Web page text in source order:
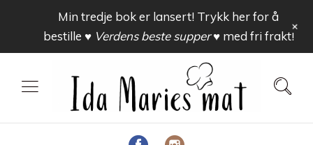
Min tredje bok er lansert! Trykk her for å
bestille ♥ Verdens beste supper ♥med fri frakt!
+